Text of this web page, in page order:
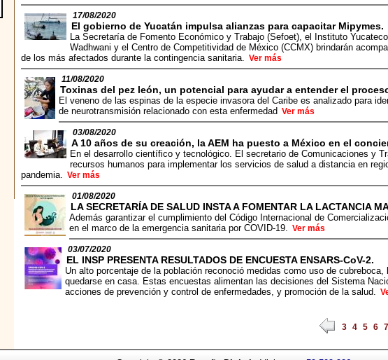
17/08/2020
El gobierno de Yucatán impulsa alianzas para capacitar Mipymes.
La Secretaría de Fomento Económico y Trabajo (Sefoet), el Instituto
Wadhwani y el Centro de Competitividad de México (CCMX) brindarán
de los más afectados durante la contingencia sanitaria. Ver más
11/08/2020
Toxinas del pez león, un potencial para ayudar a entender el
El veneno de las espinas de la especie invasora del Caribe es analizado para
de neurotransmisión relacionado con esta enfermedad Ver más
03/08/2020
A 10 años de su creación, la AEM ha puesto a México en el
En el desarrollo científico y tecnológico. El secretario de Comunicaciones y
recursos humanos para implementar los servicios de salud a distancia en
pandemia. Ver más
01/08/2020
LA SECRETARÍA DE SALUD INSTA A FOMENTAR LA LACTANCIA
Además garantizar el cumplimiento del Código Internacional de
en el marco de la emergencia sanitaria por COVID-19. Ver más
03/07/2020
EL INSP PRESENTA RESULTADOS DE ENCUESTA ENSARS-CoV-2.
Un alto porcentaje de la población reconoció medidas como uso de
quedarse en casa. Estas encuestas alimentan las decisiones del Sistema
acciones de prevención y control de enfermedades, y promoción de la salud.
3 4 5 6 7